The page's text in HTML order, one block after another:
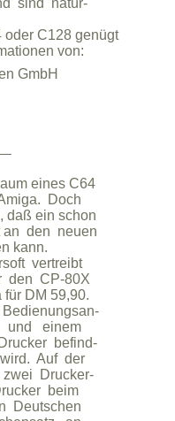
sind  natür-
oder C128 genügt
GmbH
71
eines C64
Doch
daß ein schon
den  neuen
kann.
vertreibt
den  CP-80X
für DM 59,90.
Bedienungsan-
und   einem
befind-
Auf  der
Drucker-
beim
Deutschen